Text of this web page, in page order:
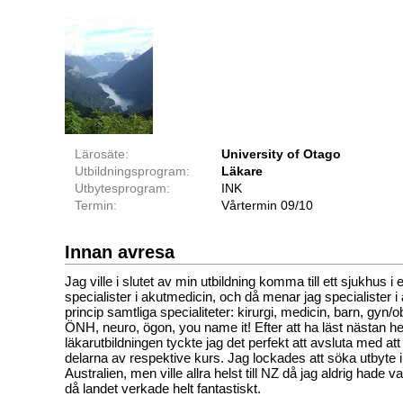
Lärosäte:
University of Otago
Utbildningsprogram:
Läkare
Utbytesprogram:
INK
Termin:
Vårtermin 09/10
Innan avresa
Jag ville i slutet av min utbildning komma till ett sjukhus i
specialister i akutmedicin, och då menar jag specialister i
princip samtliga specialiteter: kirurgi, medicin, barn, gyn/
ÖNH, neuro, ögon, you name it! Efter att ha läst nästan
läkarutbildningen tyckte jag det perfekt att avsluta med
delarna av respektive kurs. Jag lockades att söka utbyte
Australien, men ville allra helst till NZ då jag aldrig hade
då landet verkade helt fantastiskt.